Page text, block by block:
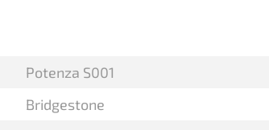
Potenza S001
Bridgestone